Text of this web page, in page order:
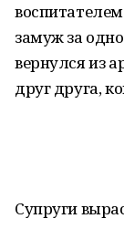
замуж за
вернулся из
друг друга,
Супруги